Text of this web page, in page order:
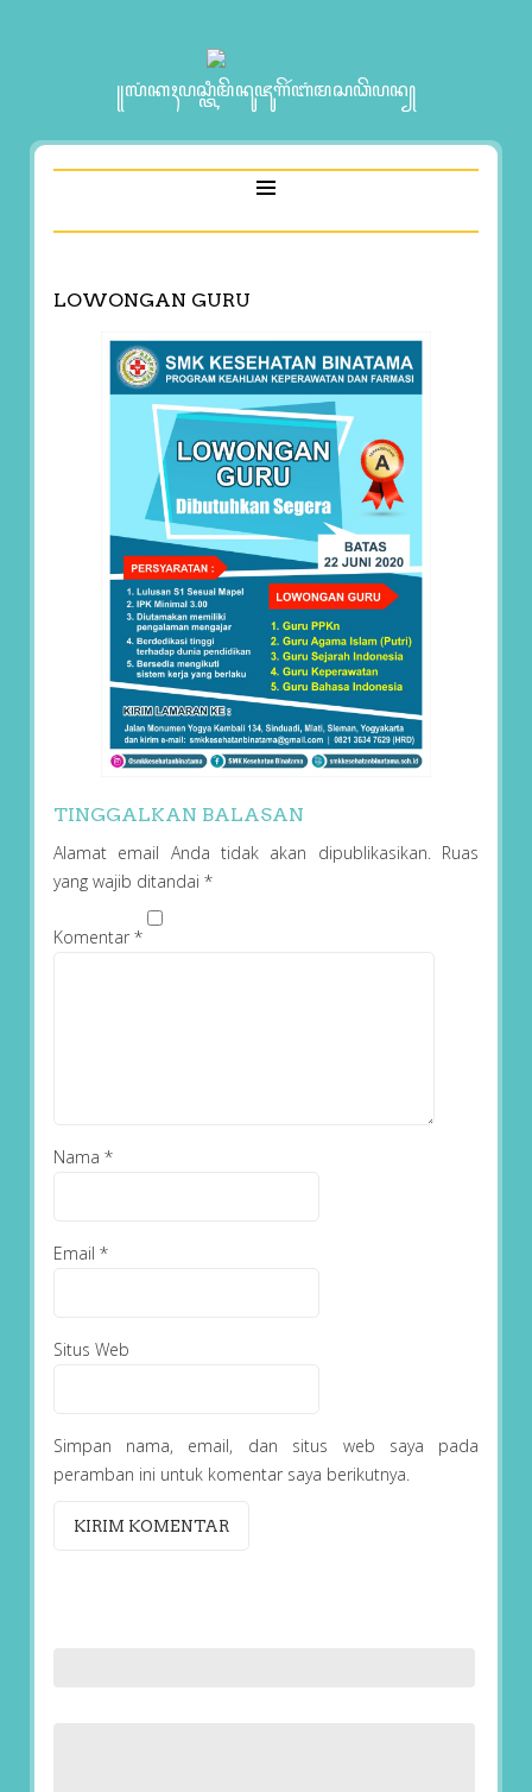
꧋ꦭꦁꦏꦃꦥꦱ꧀ꦠꦶꦩꦼꦤꦸꦗꦸꦒꦼꦂꦧꦁꦩꦱꦣꦼꦥꦤ꧀
LOWONGAN GURU
TINGGALKAN BALASAN
Alamat email Anda tidak akan dipublikasikan. Ruas
yang wajib ditandai *
Komentar *
Nama *
Email *
Situs Web
Simpan nama, email, dan situs web saya pada
peramban ini untuk komentar saya berikutnya.